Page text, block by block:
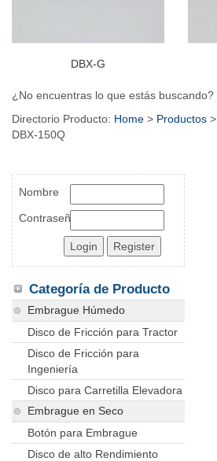
DBX-G
¿No encuentras lo que estás buscando?
Directorio Producto: Home > Productos >
DBX-150Q
Nombre
Contraseña
Categoría de Producto
Embrague Húmedo
Disco de Fricción para Tractor
Disco de Fricción para
Ingeniería
Disco para Carretilla Elevadora
Embrague en Seco
Botón para Embrague
Disco de alto Rendimiento